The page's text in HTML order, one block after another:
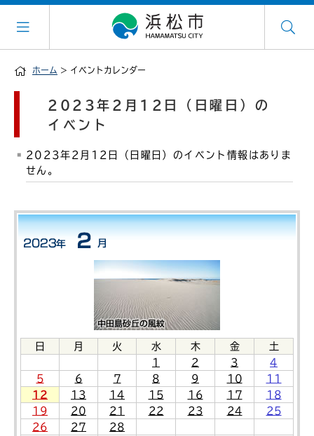
ホーム > イベントカレンダー
日 月 火 水 木 金
土
1
2 3
4
5
6 7 8 9 10
11
12
13 14 15 16 17
18
19
20 21 22 23 24
25
26
27 28
2023年2月12日（日曜日）の
イベント
2023年2月12日（日曜日）のイベント情報はありま
せん。